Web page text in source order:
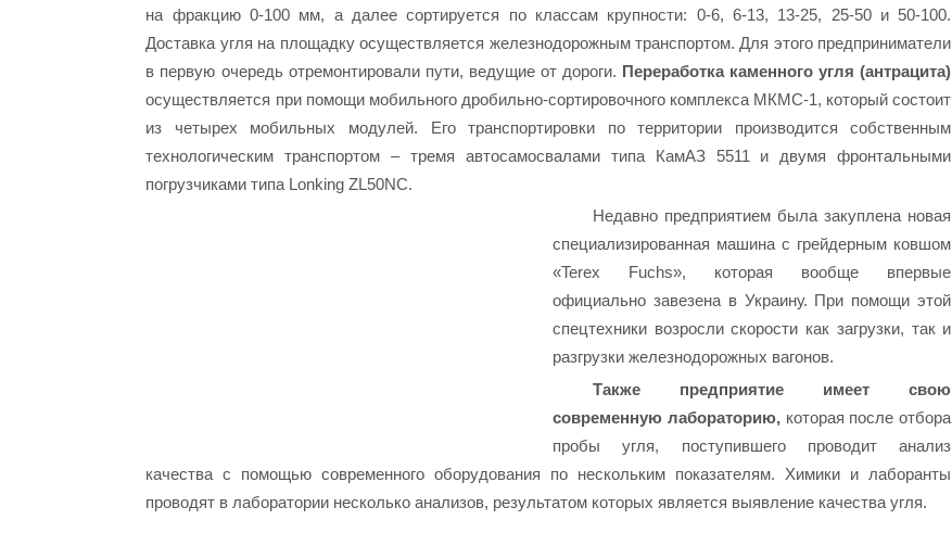
на фракцию 0-100 мм, а далее сортируется по классам крупности: 0-6, 6-13, 13-25, 25-50 и 50-100.
Доставка угля на площадку осуществляется железнодорожным транспортом. Для этого предприниматели
в первую очередь отремонтировали пути, ведущие от дороги. Переработка каменного угля (антрацита)
осуществляется при помощи мобильного дробильно-сортировочного комплекса МКМС-1, который состоит
из четырех мобильных модулей. Его транспортировки по территории производится собственным
технологическим транспортом – тремя автосамосвалами типа КамАЗ 5511 и двумя фронтальными
погрузчиками типа Lonking ZL50NC.
Недавно предприятием была закуплена новая
специализированная машина с грейдерным ковшом
«Terex Fuchs», которая вообще впервые
официально завезена в Украину. При помощи этой
спецтехники возросли скорости как загрузки, так и
разгрузки железнодорожных вагонов.
Также предприятие имеет свою
современную лабораторию,которая после отбора
пробы угля, поступившего проводит анализ
качества с помощью современного оборудования по нескольким показателям. Химики и лаборанты
проводят в лаборатории несколько анализов, результатом которых является выявление качества угля.